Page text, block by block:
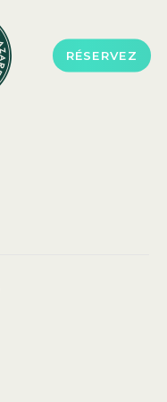
RÉSERVEZ